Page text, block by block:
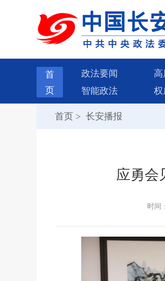
首
页
政法要闻 高
智能政法
权
首页 > 长安播报
应勇会
时间